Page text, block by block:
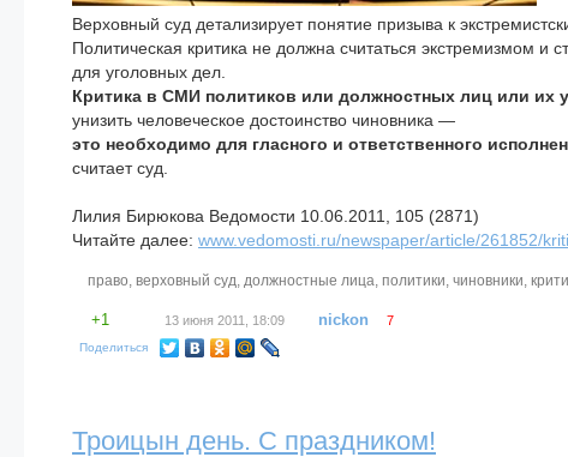
Верховный суд детализирует понятие призыва к
Политическая критика не должна считаться экстремизмом и
для уголовных дел.
Критика в СМИ политиков или должностных лиц или их
унизить человеческое достоинство чиновника —
это необходимо для гласного и ответственного
считает суд.
Лилия Бирюкова Ведомости 10.06.2011, 105 (2871)
Читайте далее: www.vedomosti.ru/newspaper/article/261852/
право, верховный суд, должностные лица, политики, чиновники,
+1 13 июня 2011, 18:09 nickon 7
Поделиться
Троицын день. С праздником!